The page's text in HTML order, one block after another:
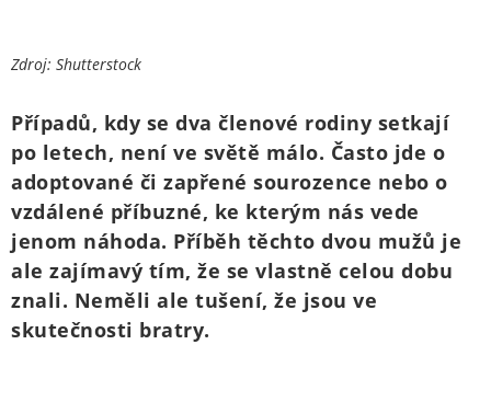
Zdroj: Shutterstock
Případů, kdy se dva členové rodiny setkají
po letech, není ve světě málo. Často jde o
adoptované či zapřené sourozence nebo o
vzdálené příbuzné, ke kterým nás vede
jenom náhoda. Příběh těchto dvou mužů je
ale zajímavý tím, že se vlastně celou dobu
znali. Neměli ale tušení, že jsou ve
skutečnosti bratry.